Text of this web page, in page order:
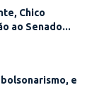
Chico
ao Senado...
e